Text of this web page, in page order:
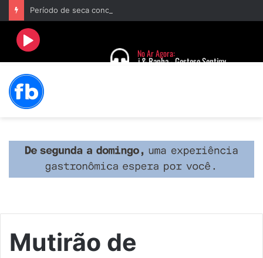
Mutirão de